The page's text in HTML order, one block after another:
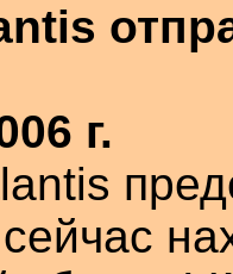
г.